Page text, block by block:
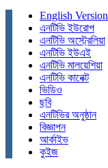
English Version
এনটিভি ইউরোপ
এনটিভি অস্ট্রেলিয়া
এনটিভি ইউএই
এনটিভি মালয়েশিয়া
এনটিভি কানেক্ট
ভিডিও
ছবি
এনটিভির অনুষ্ঠান
বিজ্ঞাপন
আর্কাইভ
কুইজ